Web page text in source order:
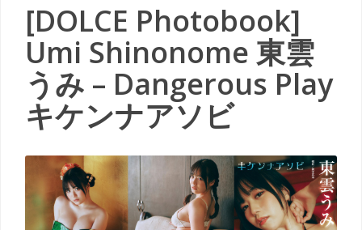
[DOLCE Photobook]
Umi Shinonome 東雲
うみ – Dangerous Play
キケンナアソビ